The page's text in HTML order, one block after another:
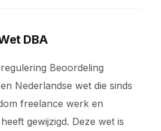
DBA
Beoordeling
Nederlandse wet die sinds
freelance werk en
gewijzigd. Deze wet is